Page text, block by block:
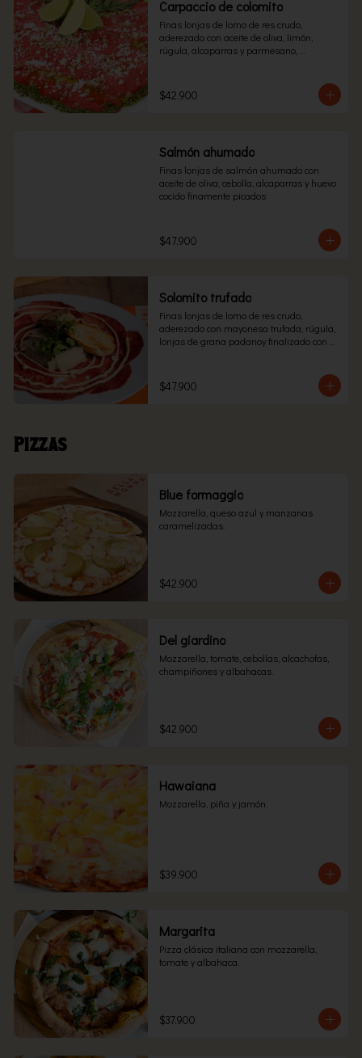
Carpaccio de colomito
Finas lonjas de lomo de res crudo,
aderezado con aceite de oliva, limón,
rúgula, alcaparras y parmesano,
$42.900
Salmón ahumado
Finas lonjas de salmón ahumado con
aceite de oliva, cebolla, alcaparras y huevo
cocido finamente picados
$47.900
Solomito trufado
Finas lonjas de lomo de res crudo,
aderezado con mayonesa trufada, rúgula,
lonjas de grana padanoy finalizado con
$47.900
Pizzas
Blue formaggio
Mozzarella, queso azul y manzanas
caramelizadas.
$42.900
Del giardino
Mozzarella, tomate, cebollas, alcachofas,
champiñones y albahacas.
$42.900
Hawaiana
Mozzarella, piña y jamón.
$39.900
Margarita
Pizza clásica italiana con mozzarella,
tomate y albahaca.
$37.900